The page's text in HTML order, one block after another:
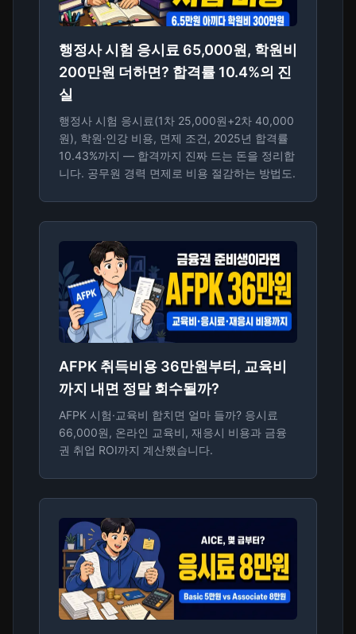
행정사 시험 응시료 65,000원, 학원비
200만원 더하면? 합격률 10.4%의 진
실
행정사 시험 응시료(1차 25,000원+2차 40,000
원), 학원·인강 비용, 면제 조건, 2025년 합격률
10.43%까지 — 합격까지 진짜 드는 돈을 정리합
니다. 공무원 경력 면제로 비용 절감하는 방법도.
AFPK 취득비용 36만원부터, 교육비
까지 내면 정말 회수될까?
AFPK 시험·교육비 합치면 얼마 들까? 응시료
66,000원, 온라인 교육비, 재응시 비용과 금융
권 취업 ROI까지 계산했습니다.